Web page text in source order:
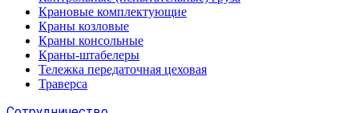
Крановые комплектующие
Краны козловые
Краны консольные
Краны-штабелеры
Тележка передаточная цеховая
Траверса